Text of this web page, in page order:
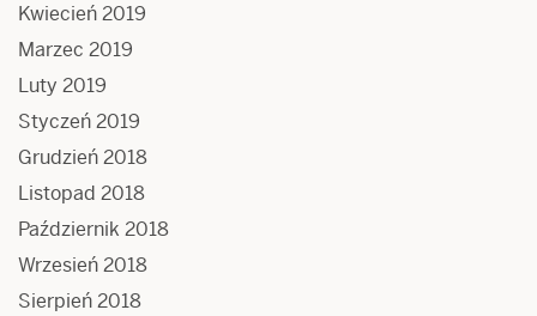
Kwiecień 2019
Marzec 2019
Luty 2019
Styczeń 2019
Grudzień 2018
Listopad 2018
Październik 2018
Wrzesień 2018
Sierpień 2018